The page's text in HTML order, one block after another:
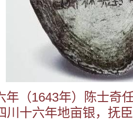
年（1643年） 陈士奇
川十六年地亩银，抚